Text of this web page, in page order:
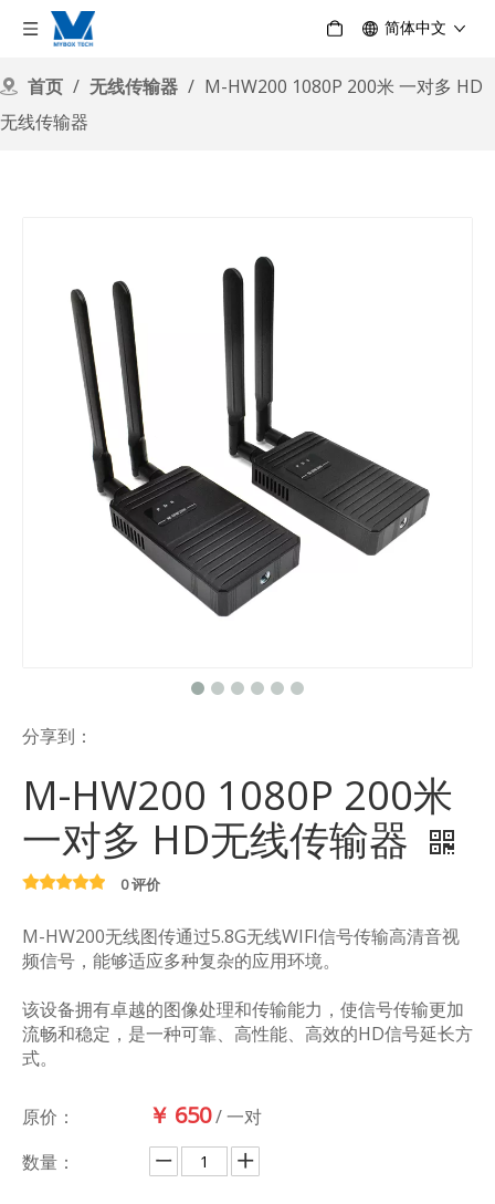
简体中文
首页 / 无线传输器 / M-HW200 1080P 200米 一对多 HD
无线传输器
分享到：
M-HW200 1080P 200米
一对多 HD无线传输器
0 评价
M-HW200无线图传通过5.8G无线WIFI信号传输高清音视
频信号，能够适应多种复杂的应用环境。
该设备拥有卓越的图像处理和传输能力，使信号传输更加
流畅和稳定，是一种可靠、高性能、高效的HD信号延长方
式。
原价： ￥ 650/ 一对
数量：